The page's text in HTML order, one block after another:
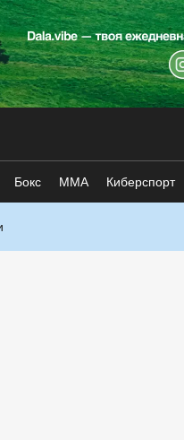
Бокс ММА Киберспорт